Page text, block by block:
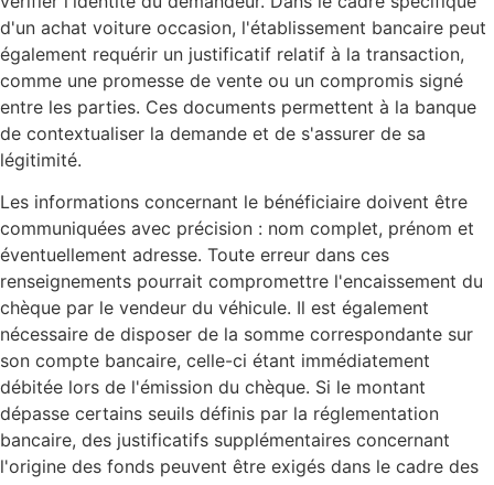
d'un achat voiture occasion, l'établissement bancaire peut
également requérir un justificatif relatif à la transaction,
comme une promesse de vente ou un compromis signé
entre les parties. Ces documents permettent à la banque
de contextualiser la demande et de s'assurer de sa
légitimité.
Les informations concernant le bénéficiaire doivent être
communiquées avec précision : nom complet, prénom et
éventuellement adresse. Toute erreur dans ces
renseignements pourrait compromettre l'encaissement du
chèque par le vendeur du véhicule. Il est également
nécessaire de disposer de la somme correspondante sur
son compte bancaire, celle-ci étant immédiatement
débitée lors de l'émission du chèque. Si le montant
dépasse certains seuils définis par la réglementation
bancaire, des justificatifs supplémentaires concernant
l'origine des fonds peuvent être exigés dans le cadre des